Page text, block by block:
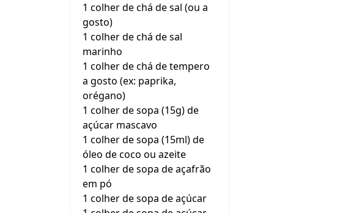
1 colher de chá de sal (ou a
gosto)
1 colher de chá de sal
marinho
1 colher de chá de tempero
a gosto (ex: paprika,
orégano)
1 colher de sopa (15g) de
açúcar mascavo
1 colher de sopa (15ml) de
óleo de coco ou azeite
1 colher de sopa de açafrão
em pó
1 colher de sopa de açúcar